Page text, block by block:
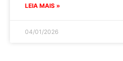
LEIA MAIS »
04/01/2026